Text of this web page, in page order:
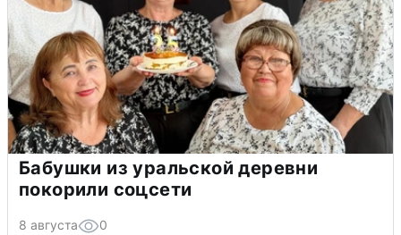
Бабушки из уральской деревни
покорили соцсети
8 августа 0